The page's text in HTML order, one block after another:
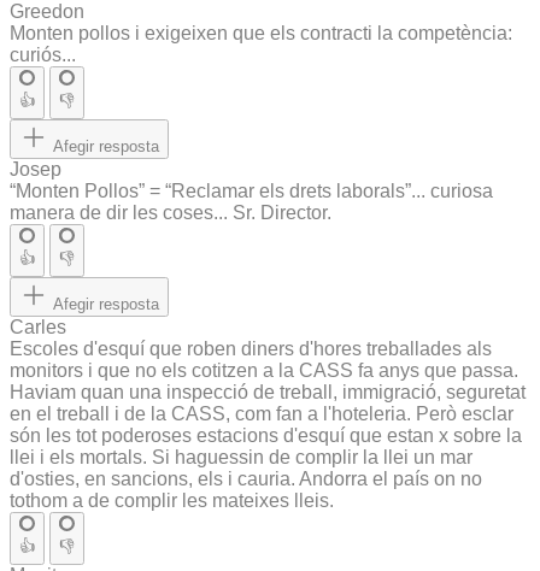
Greedon
Monten pollos i exigeixen que els contracti la competència:
curiós...
👍 👎
Afegir resposta
Josep
“Monten Pollos” = “Reclamar els drets laborals”... curiosa
manera de dir les coses... Sr. Director.
👍 👎
Afegir resposta
Carles
Escoles d'esquí que roben diners d'hores treballades als
monitors i que no els cotitzen a la CASS fa anys que passa.
Haviam quan una inspecció de treball, immigració, seguretat
en el treball i de la CASS, com fan a l'hoteleria. Però esclar
són les tot poderoses estacions d'esquí que estan x sobre la
llei i els mortals. Si haguessin de complir la llei un mar
d'osties, en sancions, els i cauria. Andorra el país on no
tothom a de complir les mateixes lleis.
👍 👎